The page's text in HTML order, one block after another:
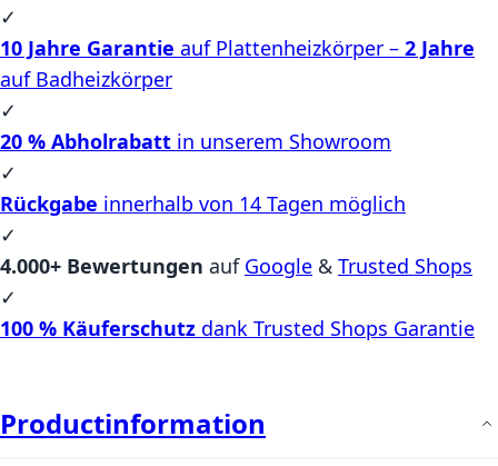
✓
10 Jahre Garantie auf Plattenheizkörper – 2 Jahre
auf Badheizkörper
✓
20 % Abholrabatt in unserem Showroom
✓
Rückgabe innerhalb von 14 Tagen möglich
✓
4.000+ Bewertungen auf Google & Trusted Shops
✓
100 % Käuferschutz dank Trusted Shops Garantie
Productinformation